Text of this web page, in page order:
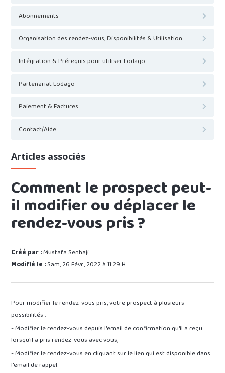
Abonnements
Organisation des rendez-vous, Disponibilités & Utilisation
Intégration & Prérequis pour utiliser Lodago
Partenariat Lodago
Paiement & Factures
Contact/Aide
Articles associés
Comment le prospect peut-
il modifier ou déplacer le
rendez-vous pris ?
Créé par :Mustafa Senhaji
Modifié le :Sam, 26 Févr., 2022 à 11:29 H
Pour modifier le rendez-vous pris, votre prospect à plusieurs
possibilités :
- Modifier le rendez-vous depuis l'email de confirmation qu'il a reçu
lorsqu'il a pris rendez-vous avec vous,
- Modifier le rendez-vous en cliquant sur le lien qui est disponible dans
l'email de rappel.